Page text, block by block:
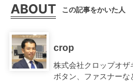
ABOUT この記事をかいた人
crop
株式会社クロップオ
ボタン、ファスナー